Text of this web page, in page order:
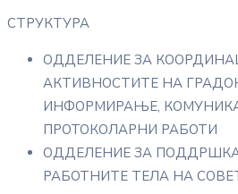
СТРУКТУРА
OДДЕЛЕНИЕ ЗА
АКТИВНОСТИТЕ НА
ИНФОРМИРАЊЕ,
ПРОТОКОЛАРНИ РАБОТИ
OДДЕЛЕНИЕ ЗА
РАБОТНИТЕ ТЕЛА НА